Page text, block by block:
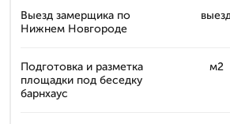
Выезд замерщика по
Нижнем Новгороде
Подготовка и разметка
площадки под беседку
барнхаус
м2